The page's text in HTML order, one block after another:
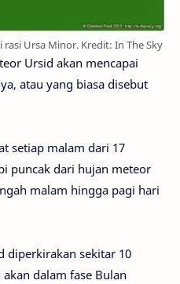
Ursa Minor. Kredit: In The Sky
Ursid akan mencapai
atau yang biasa disebut
setiap malam dari 17
puncak dari hujan meteor
malam hingga pagi hari
diperkirakan sekitar 10
dalam fase Bulan